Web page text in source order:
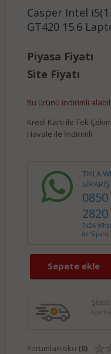
Casper Intel
GT420 15.6
Piyasa Fiyatı
Site Fiyatı
Bu ürünü indirimli
Kredi Kartı ile Tek Çekim
Havale ile İndirimli
TIKLA
SİPARİŞ
2820
7x24
de
Sepete ekle
Yorumları oku (0)